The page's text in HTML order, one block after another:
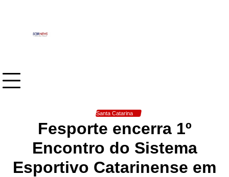
Santa Catarina
Fesporte encerra 1º
Encontro do Sistema
Esportivo Catarinense em